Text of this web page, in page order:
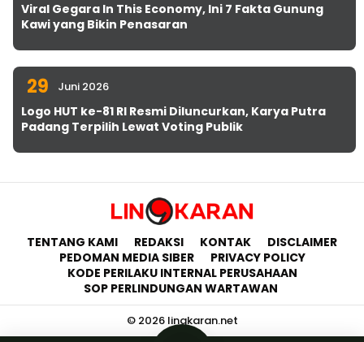
Viral Gegara In This Economy, Ini 7 Fakta Gunung
Kawi yang Bikin Penasaran
29 Juni 2026
Logo HUT ke-81 RI Resmi Diluncurkan, Karya Putra
Padang Terpilih Lewat Voting Publik
TENTANG KAMI REDAKSI KONTAK
DISCLAIMER
PEDOMAN MEDIA SIBER
PRIVACY POLICY
KODE PERILAKU INTERNAL PERUSAHAAN
SOP PERLINDUNGAN WARTAWAN
© 2026 lingkaran.net